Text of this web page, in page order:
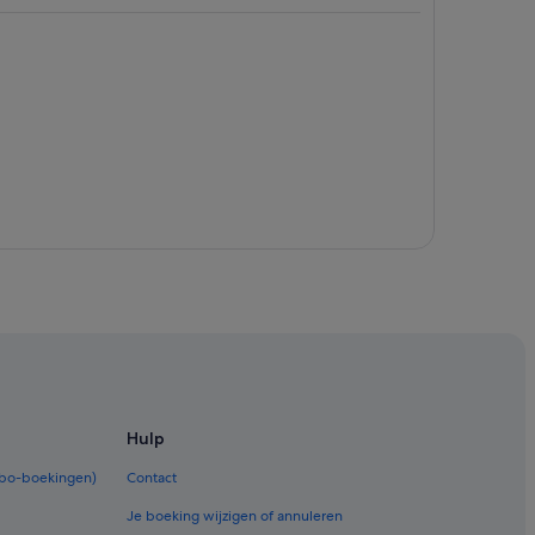
Central
Store
boekingen)
Hulp
Contact
Je boeking wijzigen of annuleren